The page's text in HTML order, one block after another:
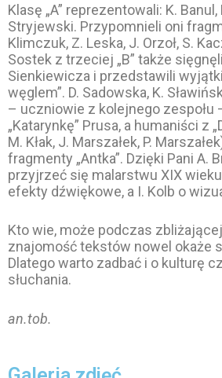
Klasę „A” reprezentowali: K.
Stryjewski. Przypomnieli oni
Klimczuk, Z. Leska, J. Orzoł, S.
Sostek z trzeciej „B” także
Sienkiewicza i przedstawili
węglem”. D. Sadowska, K.
– uczniowie z kolejnego zespołu
„Katarynkę” Prusa, a humaniści z
M. Kłak, J. Marszałek, P.
fragmenty „Antka”. Dzięki Pani A.
przyjrzeć się malarstwu XIX
efekty dźwiękowe, a I. Kolb o
Kto wie, może podczas
znajomość tekstów nowel okaże
Dlatego warto zadbać i o kulturę
słuchania.
an.tob.